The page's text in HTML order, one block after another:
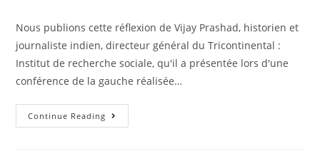
Nous publions cette réflexion de Vijay Prashad, historien et
journaliste indien, directeur général du Tricontinental :
Institut de recherche sociale, qu'il a présentée lors d'une
conférence de la gauche réalisée…
Continue Reading